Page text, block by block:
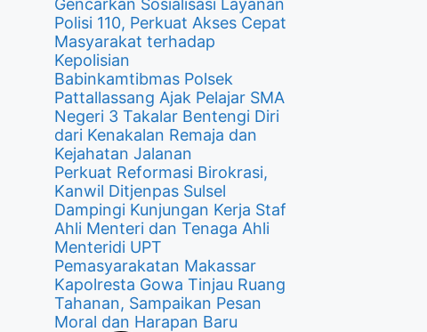
Gencarkan Sosialisasi Layanan
Polisi 110, Perkuat Akses Cepat
Masyarakat terhadap
Kepolisian
Babinkamtibmas Polsek
Pattallassang Ajak Pelajar SMA
Negeri 3 Takalar Bentengi Diri
dari Kenakalan Remaja dan
Kejahatan Jalanan
Perkuat Reformasi Birokrasi,
Kanwil Ditjenpas Sulsel
Dampingi Kunjungan Kerja Staf
Ahli Menteri dan Tenaga Ahli
Menteridi UPT
Pemasyarakatan Makassar
Kapolresta Gowa Tinjau Ruang
Tahanan, Sampaikan Pesan
Moral dan Harapan Baru